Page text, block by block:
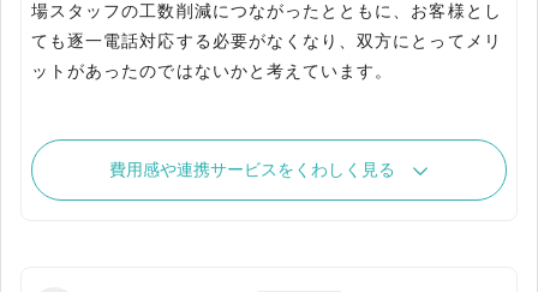
場スタッフの工数削減につながったとともに、お客様とし
ても逐一電話対応する必要がなくなり、双方にとってメリ
ットがあったのではないかと考えています。
費用感や連携サービスをくわしく見る